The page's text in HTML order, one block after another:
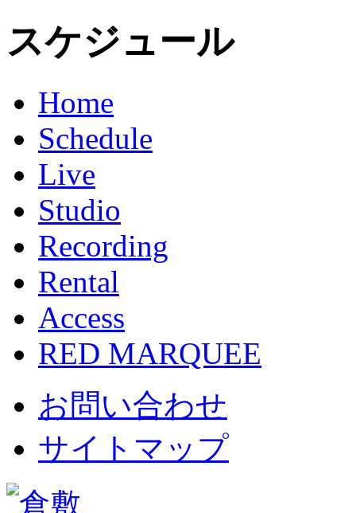
スケジュール
Home
Schedule
Live
Studio
Recording
Rental
Access
RED MARQUEE
お問い合わせ
サイトマップ